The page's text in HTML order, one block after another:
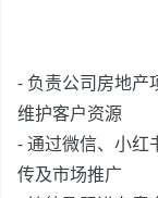
⁃ 负责公司房地
维护客户资源
⁃ 通过微信、小
传及市场推广